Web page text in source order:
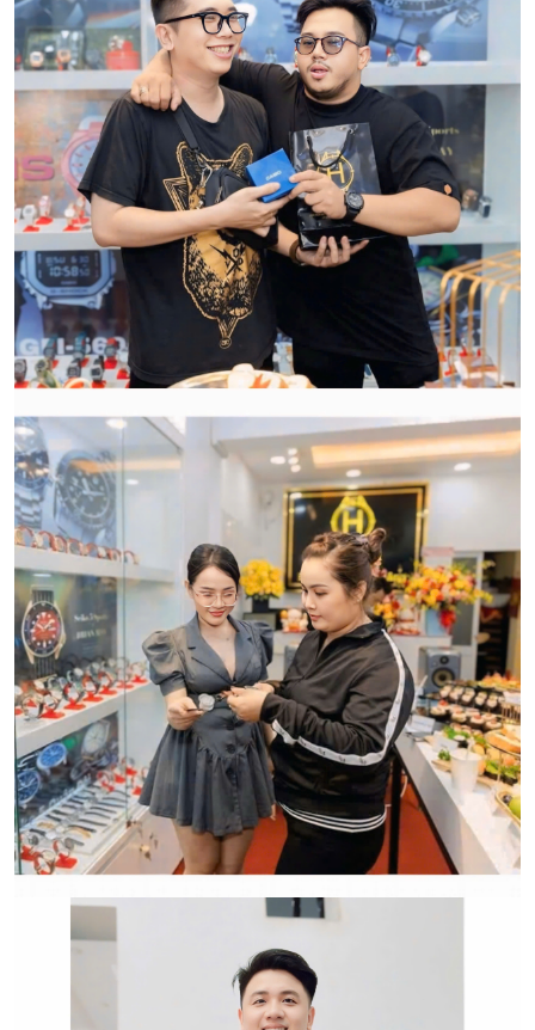
HWATCH Chuyên Nhập khẩu Và Phân Phối Các Loại
Đồng Hồ Chính Hãng
CẢM ƠN QUÝ KHÁCH ĐÃ TIN TƯỞNG VÀ ỦNG HỘ
HWATCH CHUYÊN NHẬP KHẨU và PHÂN PHỐI CÁC
LOẠI ĐỒNG HỒ CHÍNH HÃNG.
Qui trình xử lý thủ tục đổi trả
hàng:
CẢM ƠN QUÝ KHÁCH ĐÃ TIN TƯỞNG VÀ ỦNG HỘ
HWATCH CHUYÊN NHẬP KHẨU và PHÂN PHỐI CÁC
LOẠI ĐỒNG HỒ CHÍNH HÃNG.